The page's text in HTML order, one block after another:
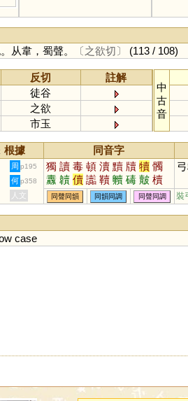
从韋，蜀聲。 〔之欲切〕 (113 / 108)
反切
註解
徒谷
之欲
市玉
中
古
音
根據 同音字
周 p195 獨 讀 毒 頓 瀆 黷 牘 犢 髑
纛 韥 儥 讟 韇 贕 碡 皾 櫝
殰
何 p358
人文 同聲同韻 同韻同調 同聲同調 裝
case